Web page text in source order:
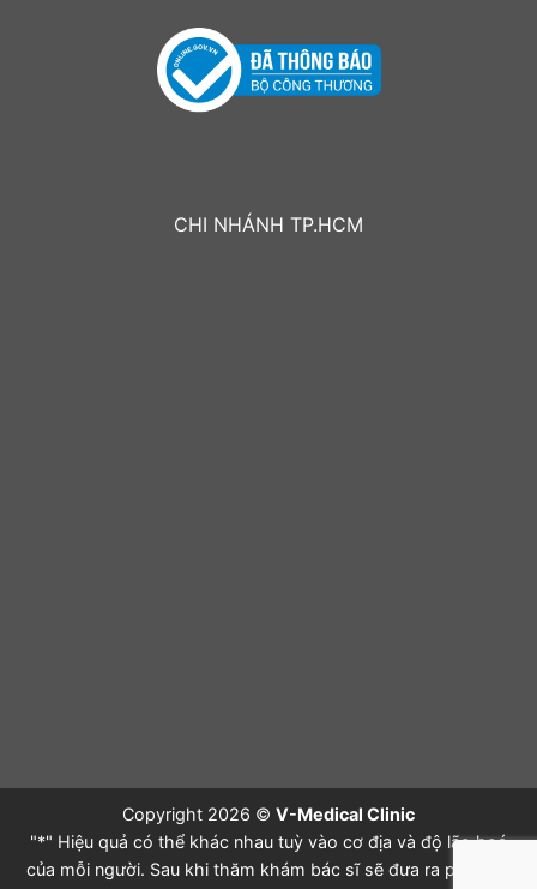
CHI NHÁNH TP.HCM
Copyright 2026 © V-Medical Clinic
"*" Hiệu quả có thể khác nhau tuỳ vào cơ địa và độ lão hoá
của mỗi người. Sau khi thăm khám bác sĩ sẽ đưa ra phác đồ